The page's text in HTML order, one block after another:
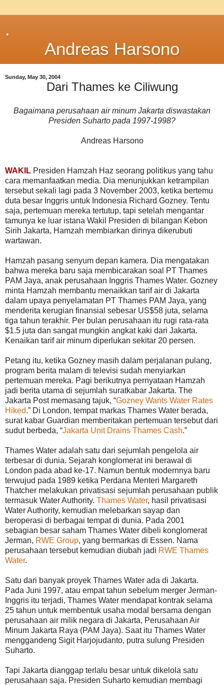
.
Andreas Harsono
Sunday, May 30, 2004
Dari Thames ke Ciliwung
Bagaimana perusahaan air minum Jakarta diswastakan
Presiden Suharto pada 1997-1998?
Andreas Harsono
WAKIL Presiden Hamzah Haz seorang politikus yang tahu
cara memanfaatkan media. Dia menunjukkan ketrampilan
tersebut sekali lagi pada 3 November 2003, ketika bertemu
duta besar Inggris untuk Indonesia Richard Gozney. Tentu
saja, pertemuan mereka tertutup, tapi setelah mengantar
tamunya ke luar istana Wakil Presiden di bilangan Kebon
Sirih Jakarta, Hamzah membiarkan dirinya dikerubuti
wartawan.
Hamzah pasang senyum depan kamera. Dia mengatakan
bahwa mereka baru saja membicarakan soal PT Thames
PAM Jaya, anak perusahaan Inggris Thames Water. Gozney
minta Hamzah membantu menaikkan tarif air di Jakarta
dalam upaya penyelamatan PT Thames PAM Jaya, yang
menderita kerugian finansial sebesar US$58 juta, selama
tiga tahun terakhir. Per bulan perusahaan itu rugi rata-rata
$1.5 juta dan sangat mungkin angkat kaki dari Jakarta.
Kenaikan tarif air minum diperlukan sekitar 20 persen.
Petang itu, ketika Gozney masih dalam perjalanan pulang,
program berita malam di televisi sudah menyiarkan
pertemuan mereka. Pagi berikutnya pernyataan Hamzah
jadi berita utama di sejumlah suratkabar Jakarta. The
Jakarta Post memasang tajuk, “Gozney Wants Water Rates
Hiked.” Di London, tempat markas Thames Water berada,
surat kabar Guardian memberitakan pertemuan tersebut dari
sudut berbeda, “Jakarta Unit Drains Thames Cash.”
Thames Water adalah satu dari sejumlah pengelola air
terbesar di dunia. Sejarah konglomerat ini berawal di
London pada abad ke-17. Namun bentuk modernnya baru
terwujud pada 1989 ketika Perdana Menteri Margareth
Thatcher melakukan privatisasi sejumlah perusahaan publik
termasuk Water Authority. Thames Water, hasil privatisasi
Water Authority, kemudian melebarkan sayap dan
beroperasi di berbagai tempat di dunia. Pada 2001
sebagian besar saham Thames Water dibeli konglomerat
Jerman, RWE Group, yang bermarkas di Essen. Nama
perusahaan tersebut kemudian diubah jadi RWE Thames
Water.
Satu dari banyak proyek Thames Water ada di Jakarta.
Pada Juni 1997, atau empat tahun sebelum merger Jerman-
Inggris itu terjadi, Thames Water mendapat kontrak selama
25 tahun untuk membentuk usaha modal bersama dengan
perusahaan air milik negara di Jakarta, Perusahaan Air
Minum Jakarta Raya (PAM Jaya). Saat itu Thames Water
menggandeng Sigit Harjojudanto, putra sulung Presiden
Suharto.
Tapi Jakarta dianggap terlalu besar untuk dikelola satu
perusahaan saja. Presiden Suharto kemudian membagi